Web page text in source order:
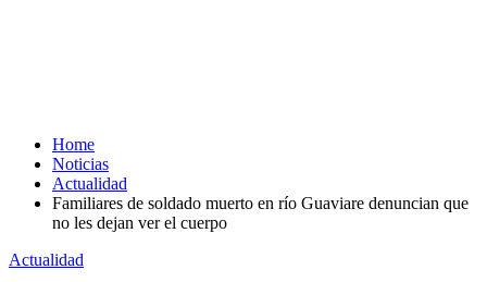
Home
Noticias
Actualidad
Familiares de soldado muerto en río Guaviare denuncian que
no les dejan ver el cuerpo
Actualidad